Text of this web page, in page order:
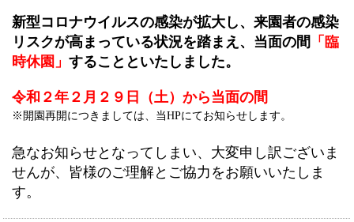
新型コロナウイルスの感染が拡大し、来園者の感染
リスクが高まっている状況を踏まえ、当面の間 「臨
時休園」することといたしました。
令和２年２月２９日（土）から当面の間
※開園再開につきましては、当HPにてお知らせします。
急なお知らせとなってしまい、大変申し訳ございま
せんが、皆様のご理解とご協力をお願いいたしま
す。